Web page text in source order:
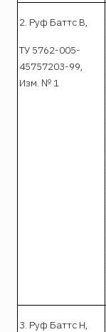
2. Руф Баттс В,
ТУ 5762-005-
45757203-99,
Изм. № 1
3. Руф Баттс Н,